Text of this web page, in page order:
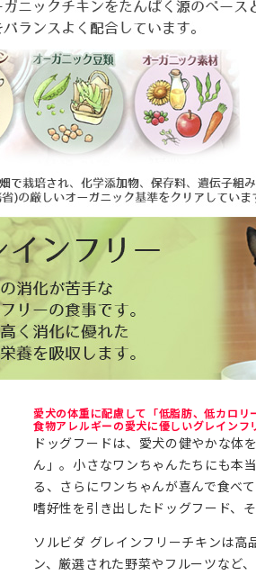
愛犬の体重に配慮して「低脂肪、低カロリ
食物アレルギーの愛犬に優しいグレインフ
ドッグフードは、愛犬の健やかな体
ん」。小さなワンちゃんたちにも本
る、さらにワンちゃんが喜んで食べ
嗜好性を引き出したドッグフード、そ
ソルビダ グレインフリーチキンは高
ン、厳選された野菜やフルーツなど